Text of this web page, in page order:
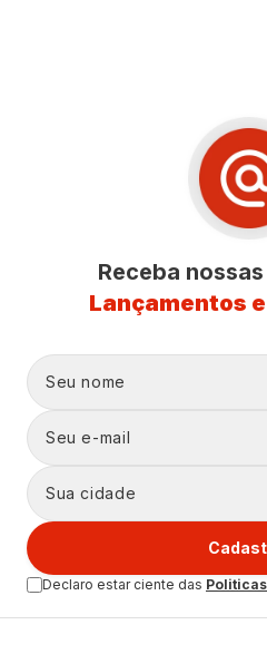
Receba nossas
Lançamentos
Declaro estar ciente das